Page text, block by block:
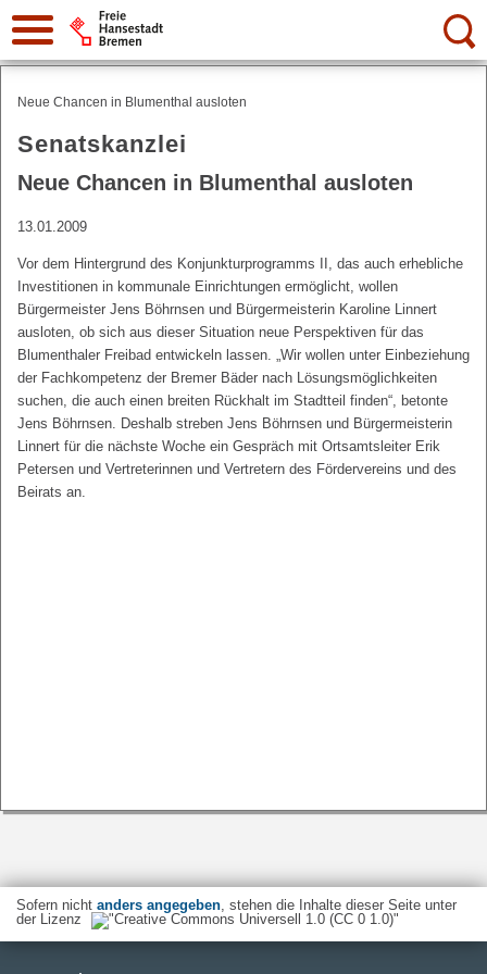
Suche:
Neue Chancen in Blumenthal ausloten
Senatskanzlei
Neue Chancen in Blumenthal ausloten
13.01.2009
Vor dem Hintergrund des Konjunkturprogramms II, das auch erhebliche
Investitionen in kommunale Einrichtungen ermöglicht, wollen
Bürgermeister Jens Böhrnsen und Bürgermeisterin Karoline Linnert
ausloten, ob sich aus dieser Situation neue Perspektiven für das
Blumenthaler Freibad entwickeln lassen. „Wir wollen unter Einbeziehung
der Fachkompetenz der Bremer Bäder nach Lösungsmöglichkeiten
suchen, die auch einen breiten Rückhalt im Stadtteil finden“, betonte
Jens Böhrnsen. Deshalb streben Jens Böhrnsen und Bürgermeisterin
Linnert für die nächste Woche ein Gespräch mit Ortsamtsleiter Erik
Petersen und Vertreterinnen und Vertretern des Fördervereins und des
Beirats an.
Sofern nicht anders angegeben, stehen die Inhalte dieser Seite unter
der Lizenz